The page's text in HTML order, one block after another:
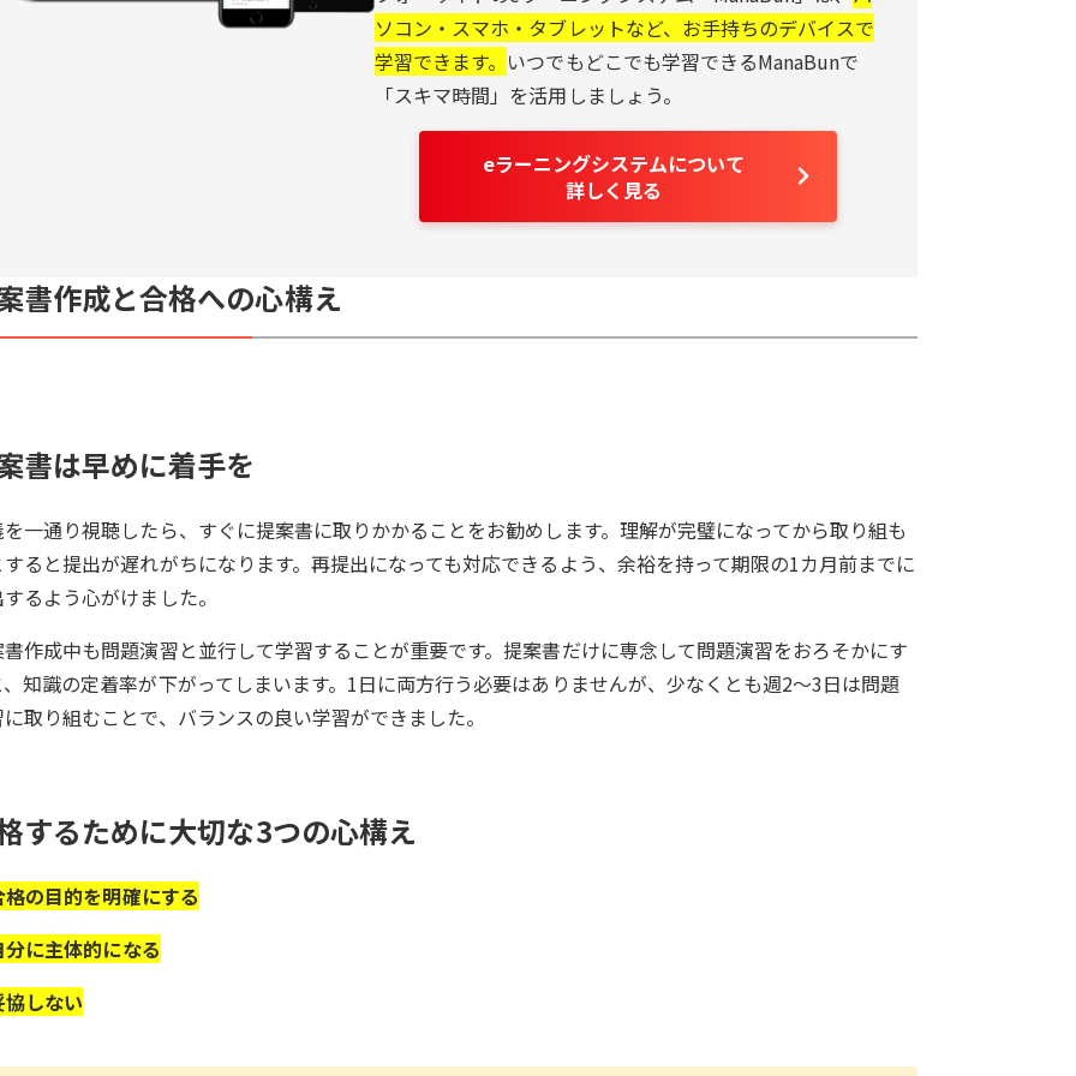
ソコン・スマホ・タブレットなど、お手持ちのデバイスで
学習できます。 いつでもどこでも学習できるManaBunで
「スキマ時間」を活用しましょう。
eラーニングシステムについて
詳しく見る
書作成と合格への心構え
書は早めに着手を
一通り視聴したら、すぐに提案書に取りかかることをお勧めします。理解が完璧になってから取り組も
すると提出が遅れがちになります。再提出になっても対応できるよう、余裕を持って期限の1カ月前までに
るよう心がけました。
書作成中も問題演習と並行して学習することが重要です。提案書だけに専念して問題演習をおろそかにす
、知識の定着率が下がってしまいます。1日に両方行う必要はありませんが、少なくとも週2～3日は問題
取り組むことで、バランスの良い学習ができました。
するために大切な3つの心構え
格の目的を明確にする
分に主体的になる
協しない